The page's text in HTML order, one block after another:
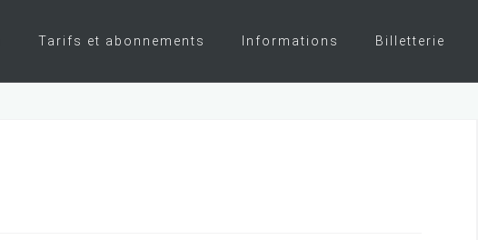
Tarifs et abonnements Informations Billetterie